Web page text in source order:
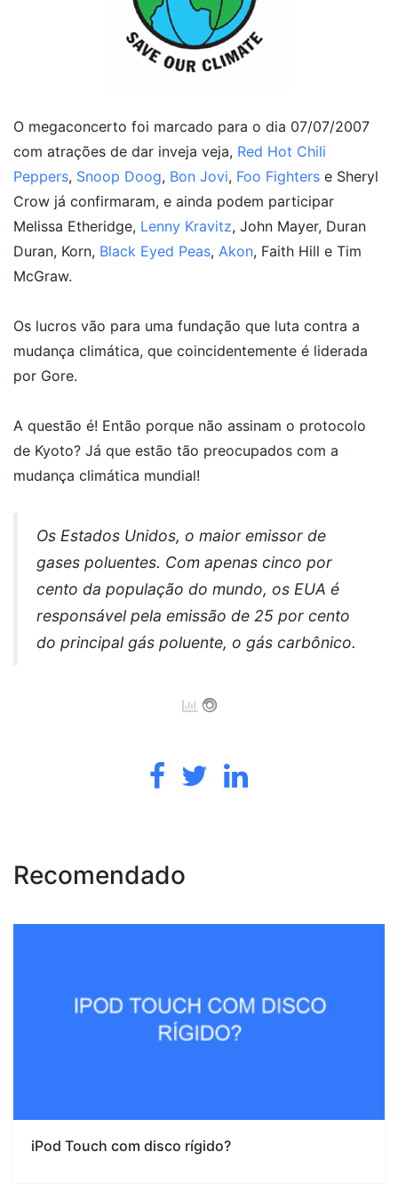
O megaconcerto foi marcado para o dia 07/07/2007
com atrações de dar inveja veja, Red Hot Chili
Peppers, Snoop Doog, Bon Jovi, Foo Fighters e Sheryl
Crow já confirmaram, e ainda podem participar
Melissa Etheridge, Lenny Kravitz, John Mayer, Duran
Duran, Korn, Black Eyed Peas, Akon, Faith Hill e Tim
McGraw.
Os lucros vão para uma fundação que luta contra a
mudança climática, que coincidentemente é liderada
por Gore.
A questão é! Então porque não assinam o protocolo
de Kyoto? Já que estão tão preocupados com a
mudança climática mundial!
Os Estados Unidos, o maior emissor de
gases poluentes. Com apenas cinco por
cento da população do mundo, os EUA é
responsável pela emissão de 25 por cento
do principal gás poluente, o gás carbônico.
Recomendado
iPod Touch com disco rígido?